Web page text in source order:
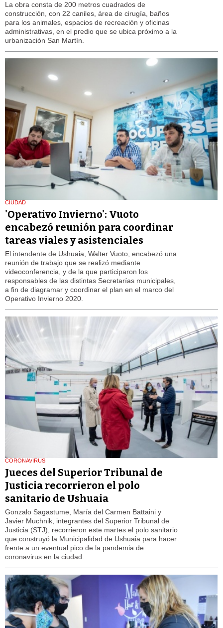
La obra consta de 200 metros cuadrados de
construcción, con 22 caniles, área de cirugía, baños
para los animales, espacios de recreación y oficinas
administrativas, en el predio que se ubica próximo a la
urbanización San Martín.
CIUDAD
'Operativo Invierno': Vuoto
encabezó reunión para coordinar
tareas viales y asistenciales
El intendente de Ushuaia, Walter Vuoto, encabezó una
reunión de trabajo que se realizó mediante
videoconferencia, y de la que participaron los
responsables de las distintas Secretarías municipales,
a fin de diagramar y coordinar el plan en el marco del
Operativo Invierno 2020.
CORONAVIRUS
Jueces del Superior Tribunal de
Justicia recorrieron el polo
sanitario de Ushuaia
Gonzalo Sagastume, María del Carmen Battaini y
Javier Muchnik, integrantes del Superior Tribunal de
Justicia (STJ), recorrieron este martes el polo sanitario
que construyó la Municipalidad de Ushuaia para hacer
frente a un eventual pico de la pandemia de
coronavirus en la ciudad.